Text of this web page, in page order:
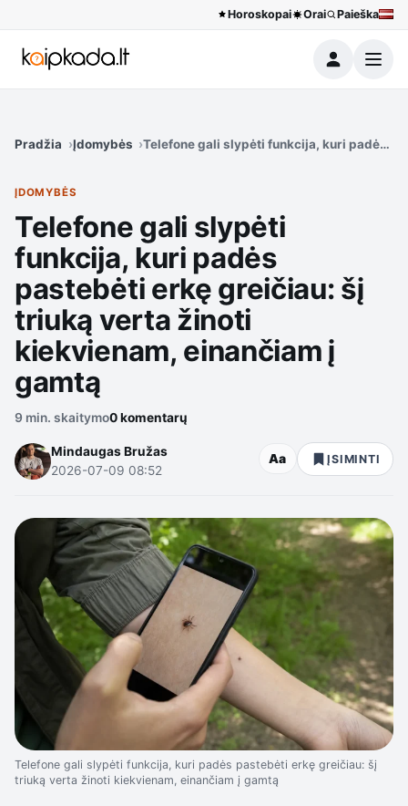
Horoskopai Orai Paieška
Meniu
Pradžia Įdomybės Telefone gali slypėti funkcija, kuri padės
ĮDOMYBĖS
Telefone gali slypėti
funkcija, kuri padės
pastebėti erkę greičiau: šį
triuką verta žinoti
kiekvienam, einančiam į
gamtą
9 min. skaitymo0 komentarų
Mindaugas Bružas
2026-07-09 08:52
Aa ĮSIMINTI
Telefone gali slypėti funkcija, kuri padės pastebėti erkę greičiau: šį
triuką verta žinoti kiekvienam, einančiam į gamtą